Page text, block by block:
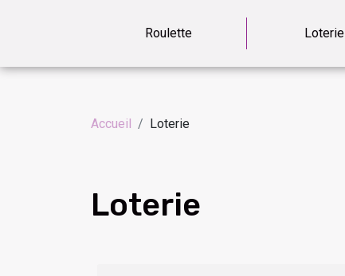
Roulette Loterie
Accueil Loterie
Loterie